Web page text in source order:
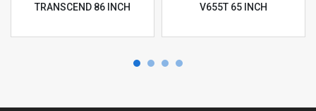
TRANSCEND 86 INCH
V655T 65 INCH